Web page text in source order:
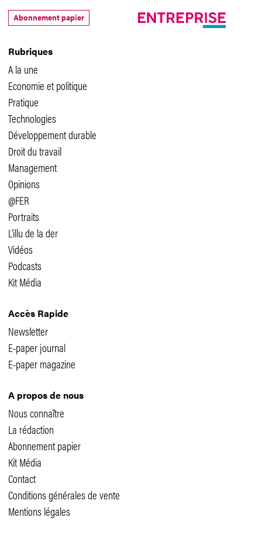
Rubriques
A la une
Economie et politique
Pratique
Technologies
Développement durable
Droit du travail
Management
Opinions
@FER
Portraits
L'illu de la der
Vidéos
Podcasts
Kit Média
Accès Rapide
Newsletter
E-paper journal
E-paper magazine
A propos de nous
Nous connaître
La rédaction
Abonnement papier
Kit Média
Contact
Conditions générales de vente
Mentions légales
Abonnement papier